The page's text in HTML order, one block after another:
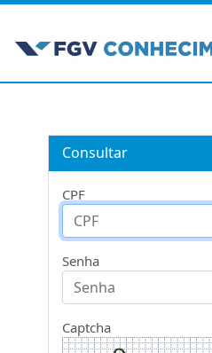
Consultar
CPF
Senha
Captcha